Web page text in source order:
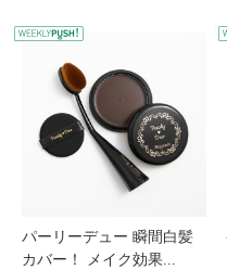
パーリーデュー 瞬間白髪
カバー！ メイク効果...